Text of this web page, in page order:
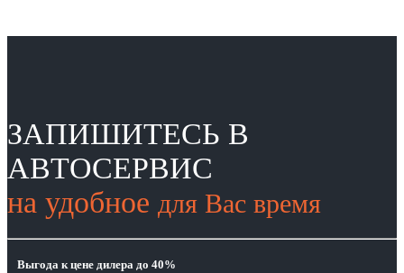
ЗАПИШИТЕСЬ В
АВТОСЕРВИС
на удобное для Вас время
Выгода к цене дилера до 40%